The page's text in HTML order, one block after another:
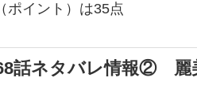
ポイント）は35点
話ネタバレ情報② 麗